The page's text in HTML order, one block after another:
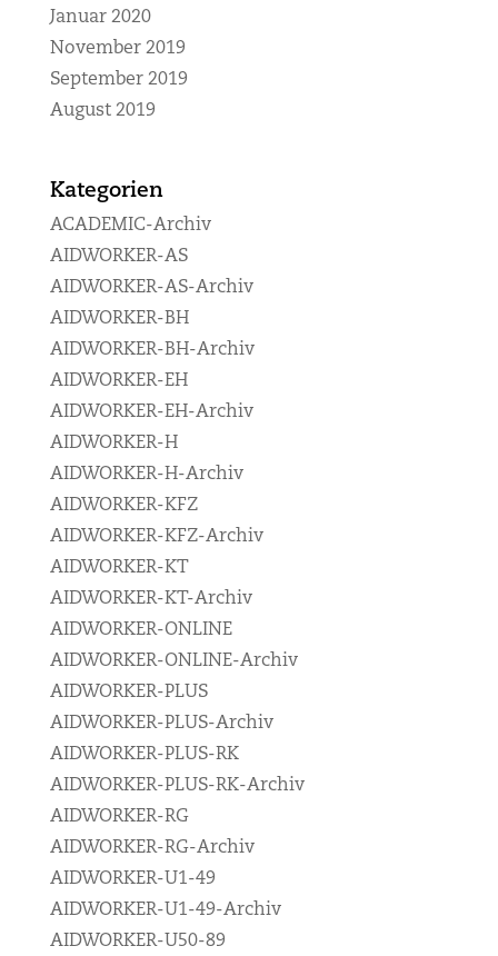
Januar 2020
November 2019
September 2019
August 2019
Kategorien
ACADEMIC-Archiv
AIDWORKER-AS
AIDWORKER-AS-Archiv
AIDWORKER-BH
AIDWORKER-BH-Archiv
AIDWORKER-EH
AIDWORKER-EH-Archiv
AIDWORKER-H
AIDWORKER-H-Archiv
AIDWORKER-KFZ
AIDWORKER-KFZ-Archiv
AIDWORKER-KT
AIDWORKER-KT-Archiv
AIDWORKER-ONLINE
AIDWORKER-ONLINE-Archiv
AIDWORKER-PLUS
AIDWORKER-PLUS-Archiv
AIDWORKER-PLUS-RK
AIDWORKER-PLUS-RK-Archiv
AIDWORKER-RG
AIDWORKER-RG-Archiv
AIDWORKER-U1-49
AIDWORKER-U1-49-Archiv
AIDWORKER-U50-89